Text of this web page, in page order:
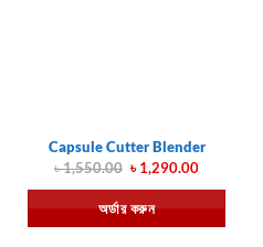
Capsule Cutter Blender
৳1,550.00 Original
price
was:
৳ 1,550.00.
৳1,290.00Current
is:
৳ 1,290.00.
অর্ডার করুন